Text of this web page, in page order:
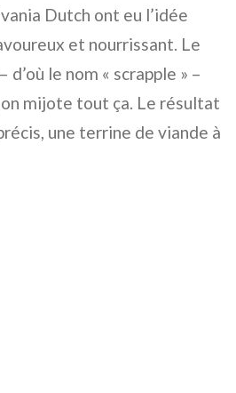
Dutch ont eu l’idée
et nourrissant. Le
le nom « scrapple » –
mijote tout ça. Le résultat
une terrine de viande à